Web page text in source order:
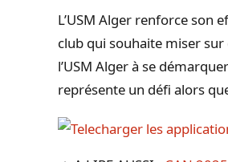
L’USM Alger renforce son
club qui souhaite miser
l’USM Alger à se
représente un défi alors